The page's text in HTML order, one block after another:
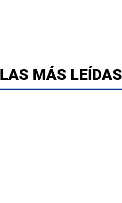
LAS MÁS LEÍDAS